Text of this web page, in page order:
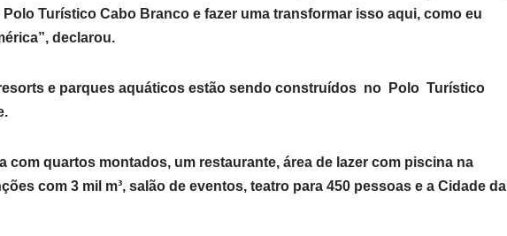
Turístico Cabo Branco e fazer uma transformar isso aqui, como eu
declarou.
e parques aquáticos estão sendo construídos no Polo Turístico
com quartos montados, um restaurante, área de lazer com piscina na
com 3 mil m³, salão de eventos, teatro para 450 pessoas e a Cidade da